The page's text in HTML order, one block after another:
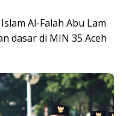
Al-Falah Abu Lam
dasar di MIN 35 Aceh